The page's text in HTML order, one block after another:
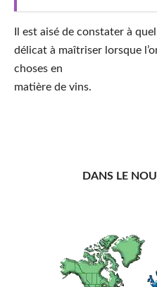
Il est aisé de constater à
délicat à maîtriser lorsque
choses en
matière de vins.
DANS LE